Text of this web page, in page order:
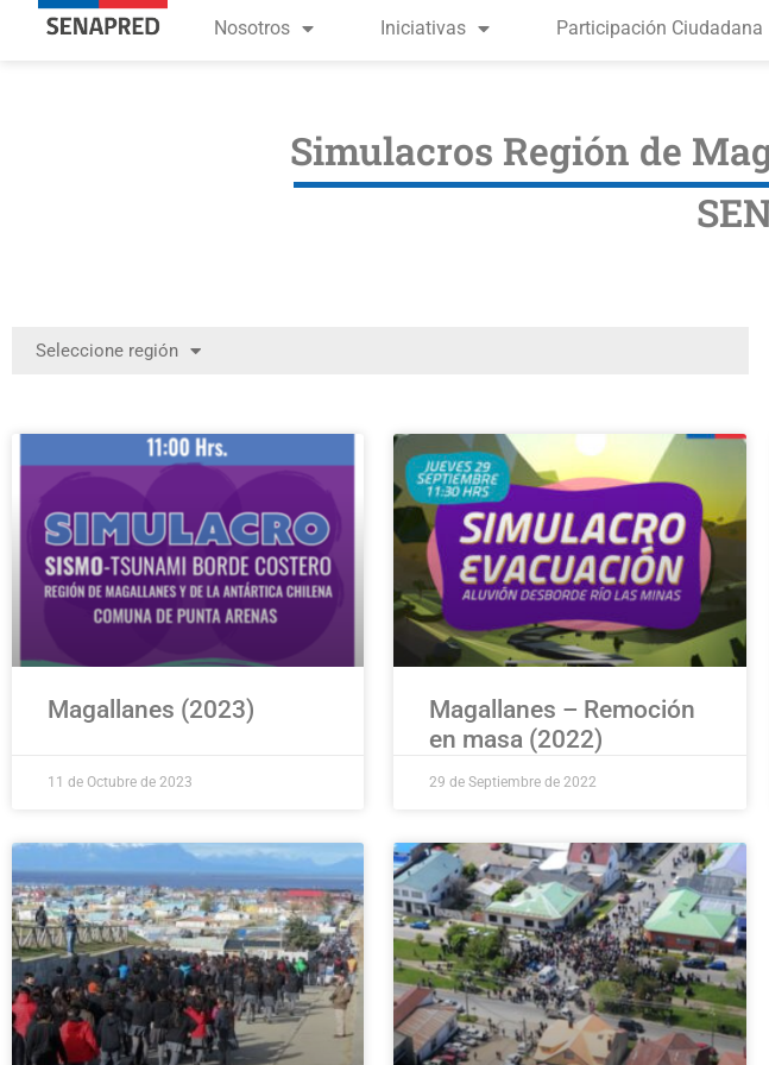
Nosotros Iniciativas Participación Ciudadana
Simulacros Región de
Seleccione región
Magallanes (2023)
11 de Octubre de 2023
Magallanes – Remoción
en masa (2022)
29 de Septiembre de 2022